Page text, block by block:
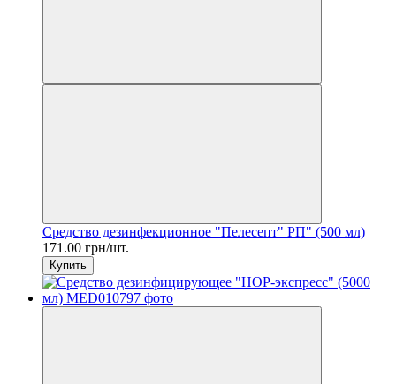
Средство дезинфекционное "Пелесепт" РП" (500 мл)
171.00 грн/шт.
Купить